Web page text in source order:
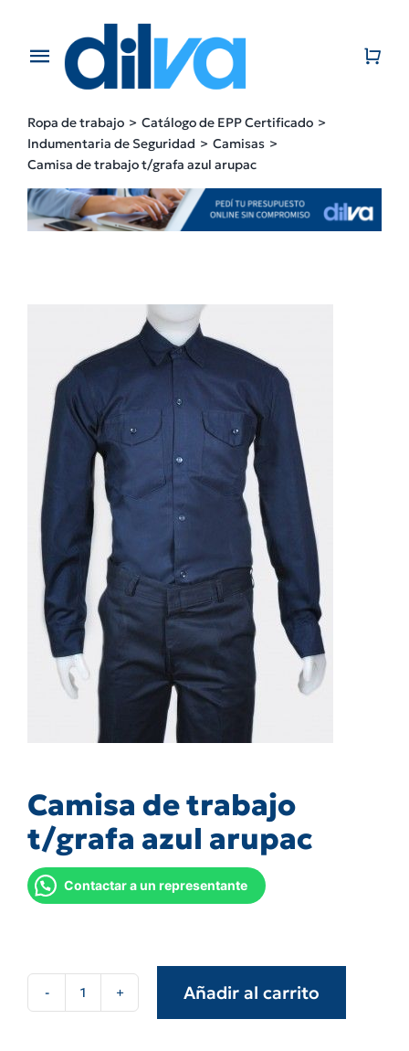
contentToggle
EMPRESA
PRODUCTOS
Ropa de trabajo
Catálogo de EPP Certificado
Indumentaria de Seguridad
Camisas
Camisa de trabajo t/grafa azul arupac
Camisa de trabajo
t/grafa azul arupac
Contactar a un representante
Añadir al carrito